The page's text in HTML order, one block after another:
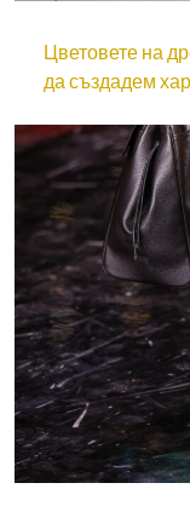
Цветовете на
да създадем